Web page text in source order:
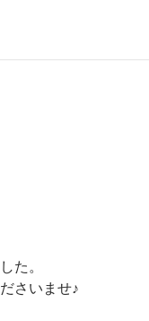
た。
さいませ♪